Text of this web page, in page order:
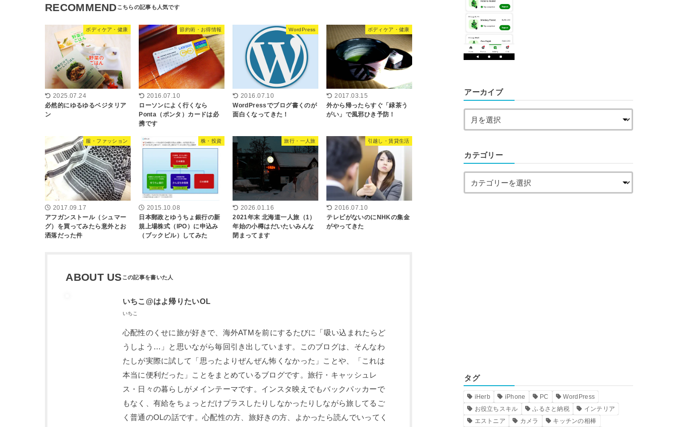
RECOMMEND
ボディケア・健康
2025.07.24
必然的にゆるゆるベジタリア
ン
節約術・お得情報
2016.07.10
ローソンによく行くなら
Ponta（ポンタ）カードは必
携です
WordPress
2016.07.10
WordPressでブログ書くのが
面白くなってきた！
ボディケア・健康
2017.03.15
外から帰ったらすぐ「緑茶う
がい」で風邪ひき予防！
服・ファッション
2017.09.17
アフガンストール（シュマー
グ）を買ってみたら意外とお
洒落だった件
株・投資
2015.10.08
日本郵政とゆうちょ銀行の新
規上場株式（IPO）に申込み
（ブックビル）してみた
旅行・一人旅
2026.01.16
2021年末 北海道一人旅（1）
年始の小樽はだいたいみんな
閉まってます
引越し・賃貸生活
2016.07.10
テレビがないのにNHKの集金
がやってきた
ABOUT US
いちこ@はよ帰りたいOL
いちこ
心配性のくせに旅が好きで、海外ATMを前にするたびに「吸い込まれたらど
うしよう…」と思いながら毎回引き出しています。このブログは、そんなわ
たしが実際に試して「思ったよりぜんぜん怖くなかった」ことや、「これは
本当に便利だった」ことをまとめているブログです。旅行・キャッシュレ
ス・日々の暮らしがメインテーマです。インスタ映えでもバックパッカーで
もなく、有給をちょっとだけプラスしたりしなかったりしながら旅してるご
く普通のOLの話です。心配性の方、旅好きの方、よかったら読んでいってく
アーカイブ
カテゴリー
タグ
iHerb iPhone PC
WordPress
お役立ちスキル
ふるさと納税
インテリア
エストニア
カメラ
キッチンの相棒